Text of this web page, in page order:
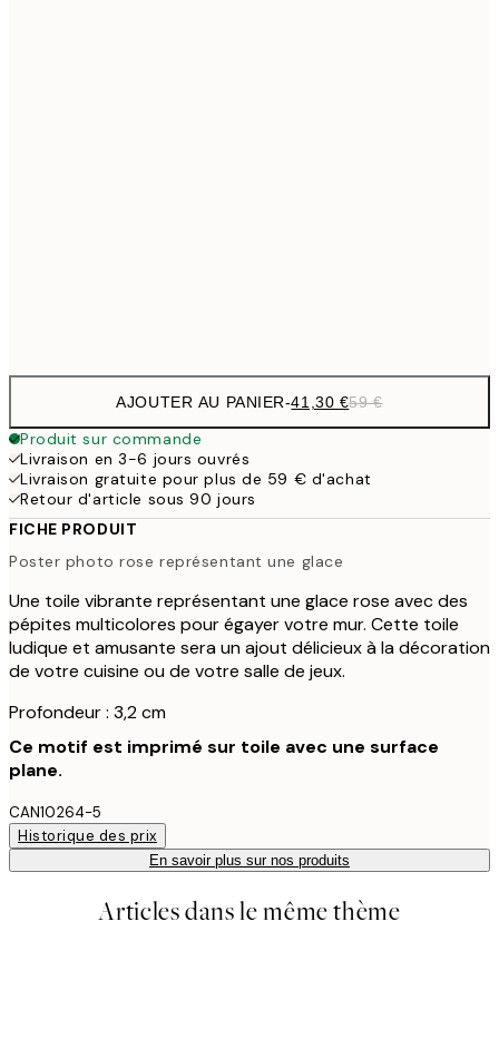
AJOUTER AU PANIER-41,30 €59 €
Produit sur commande
Livraison en 3-6 jours ouvrés
Livraison gratuite pour plus de 59 € d'achat
Retour d'article sous 90 jours
FICHE PRODUIT
Poster photo rose représentant une glace
Une toile vibrante représentant une glace rose avec des
pépites multicolores pour égayer votre mur. Cette toile
ludique et amusante sera un ajout délicieux à la décoration
de votre cuisine ou de votre salle de jeux.
Profondeur : 3,2 cm
Ce motif est imprimé sur toile avec une surface
plane.
CAN10264-5
Historique des prix
En savoir plus sur nos produits
Articles dans le même thème